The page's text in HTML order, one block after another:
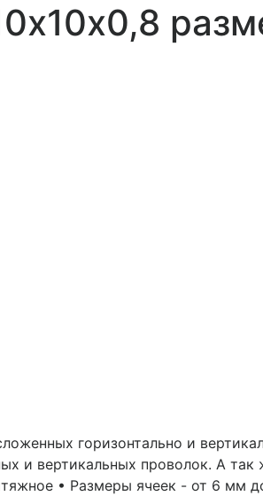
горизонтально и
и вертикальных проволок. А так
• Размеры ячеек - от 6